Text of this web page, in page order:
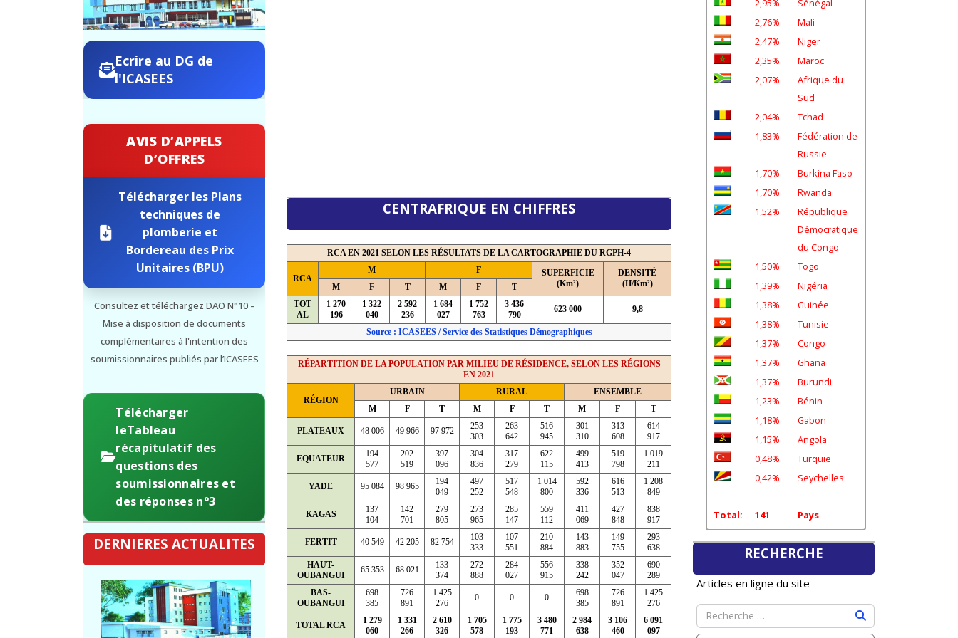
Ecrire au DG de
l'ICASEES
AVIS D’APPELS
D’OFFRES
Télécharger les Plans
techniques de
plomberie et
Bordereau des Prix
Unitaires (BPU)
Consultez et téléchargez DAO N°10 –
Mise à disposition de documents
complémentaires à l'intention des
soumissionnaires publiés par l’ICASEES
Télécharger
leTableau
récapitulatif des
questions des
soumissionnaires et
des réponses n°3
DERNIERES ACTUALITES
CENTRAFRIQUE EN CHIFFRES
RCA EN 2021 SELON LES RÉSULTATS DE LA CARTOGRAPHIE DU RGPH-4
RCA
M F
SUPERFICIE
(Km²)
DENSITÉ
(H/Km²)
M F T M F
T
TOT
AL
1 270
196
1 322
040
2 592
236
1 684
027
1 752
763
3 436
790
623 000 9,8
Source : ICASEES / Service des Statistiques Démographiques
RÉPARTITION DE LA POPULATION PAR MILIEU DE RÉSIDENCE, SELON LES RÉGIONS
EN 2021
RÉGION
URBAIN RURAL
ENSEMBLE
M
F T M F T M F T
PLATEAUX 48 006 49 966 97 972
253
303
263
642
516
945
301
310
313
608
614
917
EQUATEUR
194
577
202
519
397
096
304
836
317
279
622
115
499
413
519
798
1 019
211
YADE 95 084 98 965
194
049
497
252
517
548
1 014
800
592
336
616
513
1 208
849
KAGAS
137
104
142
701
279
805
273
965
285
147
559
112
411
069
427
848
838
917
FERTIT 40 549 42 205 82 754
103
333
107
551
210
884
143
883
149
755
293
638
HAUT-
OUBANGUI
65 353 68 021
133
374
272
888
284
027
556
915
338
242
352
047
690
289
BAS-
OUBANGUI
698
385
726
891
1 425
276
0 0 0
698
385
726
891
1 425
276
TOTAL RCA
1 279
060
1 331
266
2 610
326
1 705
578
1 775
193
3 480
771
2 984
638
3 106
460
6 091
097
2,95%
Sénégal
2,76%
Mali
2,47%
Niger
2,35%
Maroc
2,07%
Afrique du
Sud
2,04%
Tchad
1,83%
Fédération de
Russie
1,70%
Burkina Faso
1,70%
Rwanda
1,52%
République
Démocratique
du Congo
1,50%
Togo
1,39%
Nigéria
1,38%
Guinée
1,38%
Tunisie
1,37%
Congo
1,37%
Ghana
1,37%
Burundi
1,23%
Bénin
1,18%
Gabon
1,15%
Angola
0,48%
Turquie
0,42%
Seychelles
Total: 141 Pays
RECHERCHE
Articles en ligne du site